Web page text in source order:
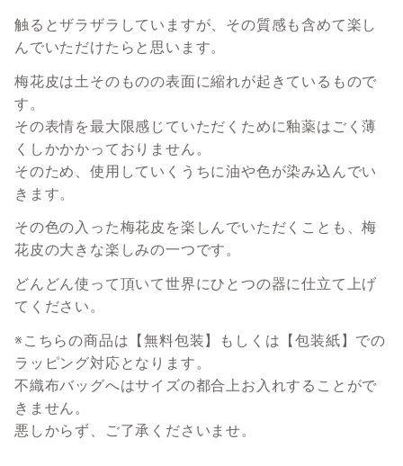
触るとザラザラしていますが、その質感も含めて楽し
んでいただけたらと思います。
梅花皮は土そのものの表面に縮れが起きているもので
す。
その表情を最大限感じていただくために釉薬はごく薄
くしかかかっておりません。
そのため、使用していくうちに油や色が染み込んでい
きます。
その色の入った梅花皮を楽しんでいただくことも、梅
花皮の大きな楽しみの一つです。
どんどん使って頂いて世界にひとつの器に仕立て上げ
てください。
※こちらの商品は【無料包装】もしくは【包装紙】での
ラッピング対応となります。
不織布バッグへはサイズの都合上お入れすることがで
きません。
悪しからず、ご了承くださいませ。